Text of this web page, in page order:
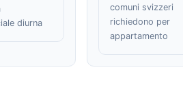
diurna
comuni svizzeri
richiedono per
appartamento